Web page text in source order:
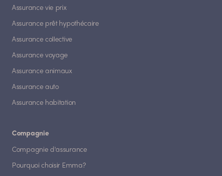
Assurance vie prix
Assurance prêt hypothécaire
Assurance collective
Assurance voyage
Assurance animaux
Assurance auto
Assurance habitation
Compagnie
Compagnie d'assurance
Pourquoi choisir Emma?